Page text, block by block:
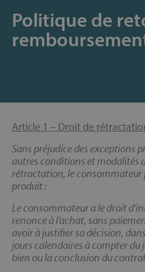
Politique de
Article 1 – Droit de
Sans préjudice des exceptions
autres conditions et modalités
rétractation, le consommateur
produit :
Le consommateur a le droit
renonce à l’achat, sans
avoir à justifier sa décision,
jours calendaires à compter
bien ou la conclusion du